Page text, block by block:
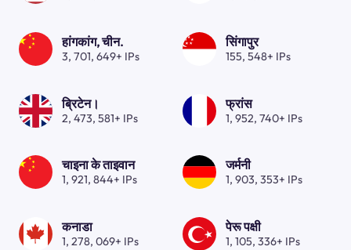
हांगकांग, चीन.
3, 701, 649+ IPs
सिंगापुर
155, 548+ IPs
ब्रिटेन।
2, 473, 581+ IPs
फ्रांस
1, 952, 740+ IPs
चाइना के ताइवान
1, 921, 844+ IPs
जर्मनी
1, 903, 353+ IPs
कनाडा
1, 278, 069+ IPs
पेरू पक्षी
1, 105, 336+ IPs